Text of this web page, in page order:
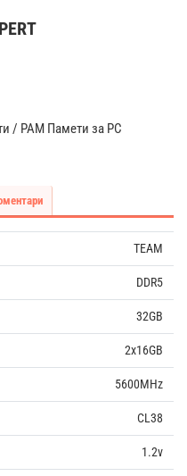
/ РАМ Памети за PC
TEAM
DDR5
32GB
2x16GB
5600MHz
CL38
1.2v